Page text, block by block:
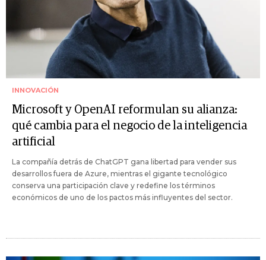
INNOVACIÓN
Microsoft y OpenAI reformulan su alianza:
qué cambia para el negocio de la inteligencia
artificial
La compañía detrás de ChatGPT gana libertad para vender sus
desarrollos fuera de Azure, mientras el gigante tecnológico
conserva una participación clave y redefine los términos
económicos de uno de los pactos más influyentes del sector.